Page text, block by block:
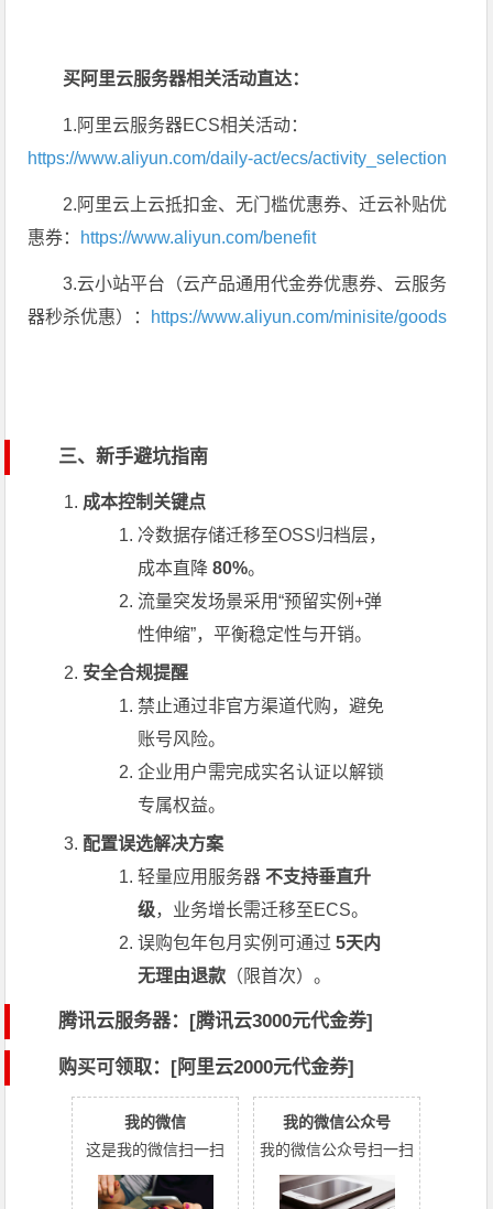
买阿里云服务器相关活动直达：
1.阿里云服务器ECS相关活动：
https://www.aliyun.com/daily-act/ecs/activity_selection
2.阿里云上云抵扣金、无门槛优惠券、迁云补贴优
惠券： https://www.aliyun.com/benefit
3.云小站平台（云产品通用代金券优惠券、云服务
器秒杀优惠）： https://www.aliyun.com/minisite/goods
三、新手避坑指南
成本控制关键点
冷数据存储迁移至OSS归档层，
成本直降80%。
流量突发场景采用“预留实例+弹
性伸缩”，平衡稳定性与开销。
安全合规提醒
禁止通过非官方渠道代购，避免
账号风险。
企业用户需完成实名认证以解锁
专属权益。
配置误选解决方案
轻量应用服务器不支持垂直升
级，业务增长需迁移至ECS。
误购包年包月实例可通过5天内
无理由退款 （限首次）。
腾讯云服务器：[腾讯云3000元代金券]
购买可领取：[阿里云2000元代金券]
我的微信
这是我的微信扫一扫
我的微信公众号
我的微信公众号扫一扫